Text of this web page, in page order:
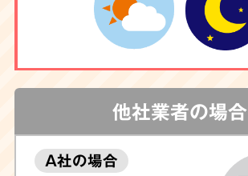
他社業者の場合
A社の場合